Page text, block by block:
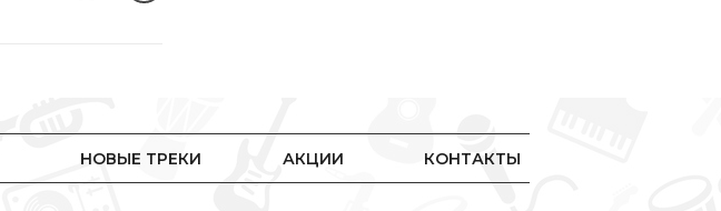
НОВЫЕ ТРЕКИ АКЦИИ КОНТАКТЫ